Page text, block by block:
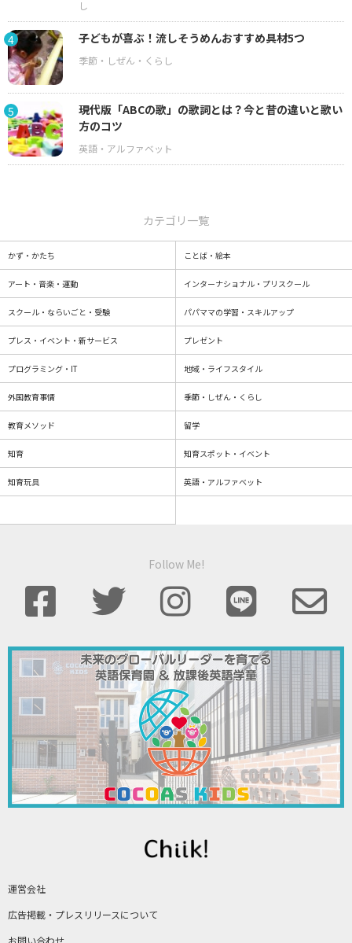
4 子どもが喜ぶ！流しそうめんおすすめ具材5つ
5
現代版「ABCの歌」の歌詞とは？今と昔の違いと歌い
方のコツ
運営会社
広告掲載・プレスリリースについて
お問い合わせ
カテゴリ一覧
かず・かたち ことば・絵本
アート・音楽・運動 インターナショナル・プリスクール
スクール・ならいごと・受験 パパママの学習・スキルアップ
プレス・イベント・新サービス プレゼント
プログラミング・IT 地域・ライフスタイル
外国教育事情 季節・しぜん・くらし
教育メソッド 留学
知育 知育スポット・イベント
知育玩具 英語・アルファベット
Follow Me!